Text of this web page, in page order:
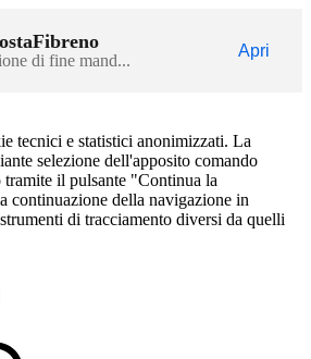
di fine mand...
Apri
tecnici e statistici anonimizzati. La
selezione dell'apposito comando
il pulsante "Continua la
continuazione della navigazione in
di tracciamento diversi da quelli